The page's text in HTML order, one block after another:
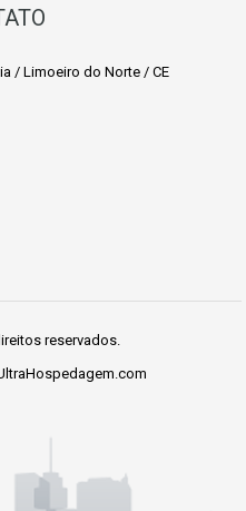
/ Limoeiro do Norte / CE
reservados.